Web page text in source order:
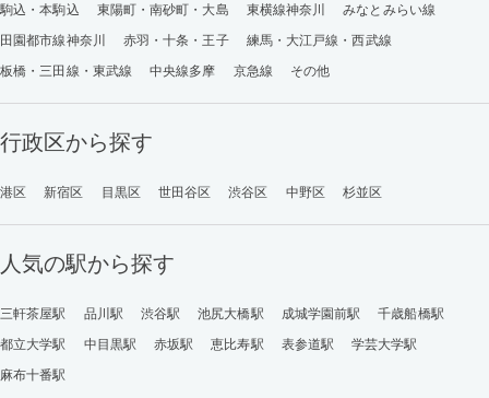
駒込・本駒込
東陽町・南砂町・大島 東横線神奈川
みなとみらい線
田園都市線神奈川
赤羽・十条・王子
練馬・大江戸線・西武線
板橋・三田線・東武線
中央線多摩 京急線 その他
行政区から探す
港区 新宿区 目黒区 世田谷区 渋谷区 中野区 杉並区
人気の駅から探す
三軒茶屋駅 品川駅 渋谷駅 池尻大橋駅 成城学園前駅
千歳船橋駅
都立大学駅
中目黒駅 赤坂駅 恵比寿駅 表参道駅
学芸大学駅
麻布十番駅